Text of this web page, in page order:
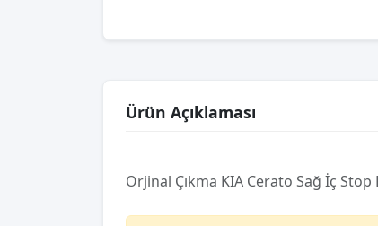
Ürün Açıklaması
Orjinal Çıkma KIA Cerato Sağ İç Stop